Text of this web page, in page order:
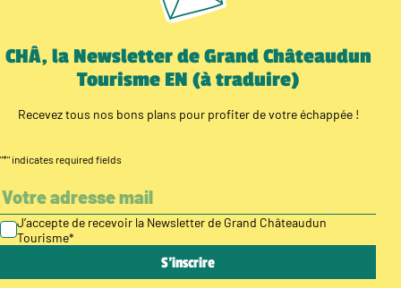
CHÂ, la Newsletter de Grand Châteaudun
Tourisme EN (à traduire)
Recevez tous nos bons plans pour profiter de votre échappée !
"*" indicates required fields
J’accepte de recevoir la Newsletter de Grand Châteaudun
Tourisme*